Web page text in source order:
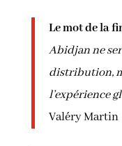
Le mot de la
Abidjan ne
distribution,
l’expérience
Valéry Martin